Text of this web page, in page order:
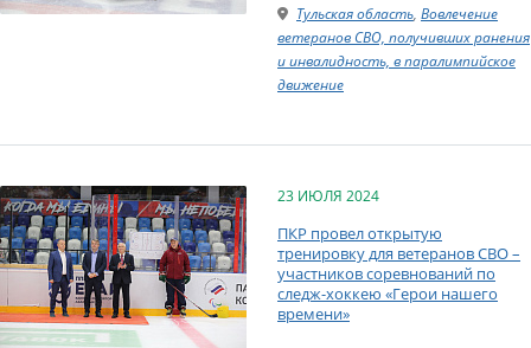
Тульская область, Вовлечение
ветеранов СВО, получивших ранения
и инвалидность, в паралимпийское
движение
23 ИЮЛЯ 2024
ПКР провел открытую
тренировку для ветеранов СВО –
участников соревнований по
следж-хоккею «Герои нашего
времени»